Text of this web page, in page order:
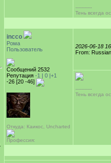
-----------
Тень всегда
incco
Рома
Пользователь
Сообщений 2532
Репутация -1 | 0 |+1
-26 [20 -46]
Откуда: Каикос, Uncharted
Профессия:
2026-06-18
From:
-----------
Тень всегда